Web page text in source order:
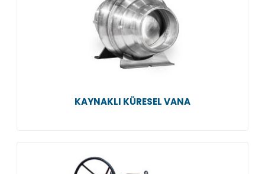
KAYNAKLI KÜRESEL VANA